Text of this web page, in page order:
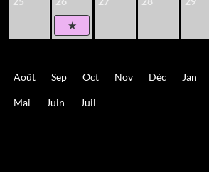
Août Sep Oct Nov Déc Jan
Mai Juin Juil